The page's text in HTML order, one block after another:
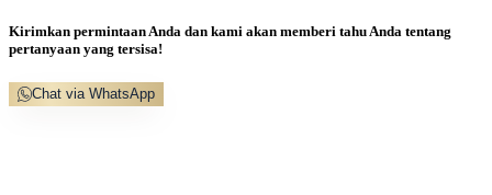
Kirimkan permintaan Anda dan kami akan memberi tahu Anda tentang
pertanyaan yang tersisa!
Chat via WhatsApp